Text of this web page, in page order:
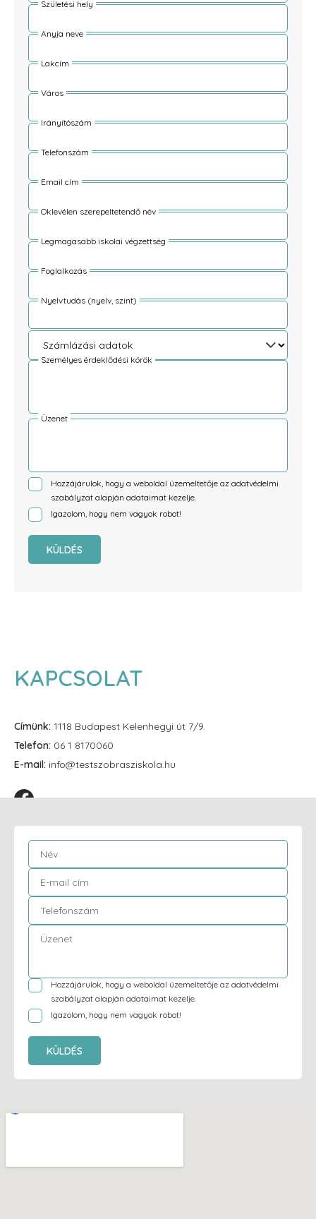
Születési hely
Anyja neve
Lakcím
Város
Irányítószám
Telefonszám
Email cím
Oklevélen szerepeltetendő név
Legmagasabb iskolai végzettség
Foglalkozás
Nyelvtudás (nyelv, szint)
Személyes érdeklődési körök
Üzenet
Hozzájárulok, hogy a weboldal üzemeltetője az adatvédelmi
szabályzat alapján adataimat kezelje.
Igazolom, hogy nem vagyok robot!
KÜLDÉS
KAPCSOLAT
Címünk: 1118 Budapest Kelenhegyi út 7/9.
Telefon: 06 1 8170060
E-mail: info@testszobrasziskola.hu
Hozzájárulok, hogy a weboldal üzemeltetője az adatvédelmi
szabályzat alapján adataimat kezelje.
Igazolom, hogy nem vagyok robot!
KÜLDÉS